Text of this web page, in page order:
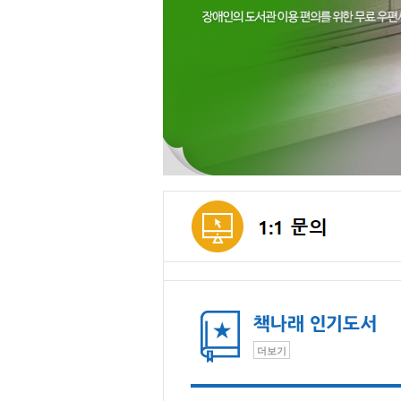
메인컨텐츠
더보기